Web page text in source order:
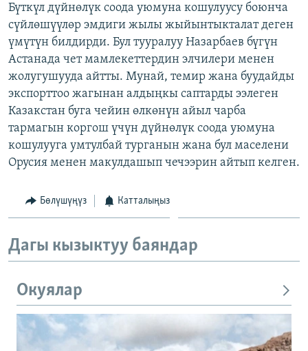
ЭЖЕ-СИҢДИЛЕР
АЗАТТЫК+
ОНЛАЙН ШЕРИНЕ
ЭЕ/АРнун бардык сайттары
Бүткүл дүйнөлүк соода уюмуна кошулуусу боюнча
сүйлөшүүлөр эмдиги жылы жыйынтыкталат деген
үмүтүн билдирди. Бул тууралуу Назарбаев бүгүн
Астанада чет мамлекеттердин элчилери менен
жолугушууда айтты. Мунай, темир жана буудайды
экспорттоо жагынан алдыңкы саптарды ээлеген
Казакстан буга чейин өлкөнүн айыл чарба
тармагын коргош үчүн дүйнөлүк соода уюмуна
кошулууга умтулбай турганын жана бул маселени
Орусия менен макулдашып чечээрин айтып келген.
Бөлүшүңүз Катталыңыз
Дагы кызыктуу баяндар
Окуялар